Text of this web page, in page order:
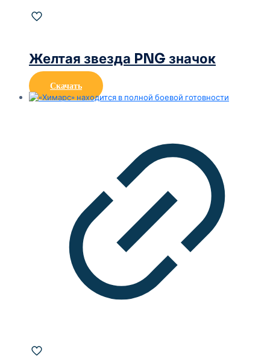
Желтая звезда PNG значок
Скачать